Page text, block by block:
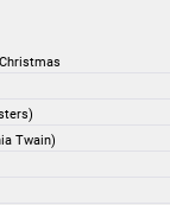
Twain)